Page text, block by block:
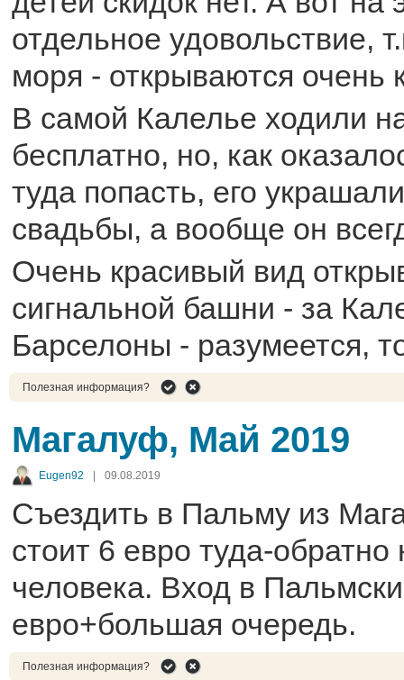
отдельное удовольствие,
моря - открываются очень
В самой Калелье ходили
бесплатно, но, как
туда попасть, его
свадьбы, а вообще он
Очень красивый вид
сигнальной башни - за
Барселоны - разумеется,
Полезная информация?
Магалуф, Май 2019
Eugen92 09.08.2019
Съездить в Пальму из
стоит 6 евро туда-обратно
человека. Вход в
евро+большая очередь.
Полезная информация?